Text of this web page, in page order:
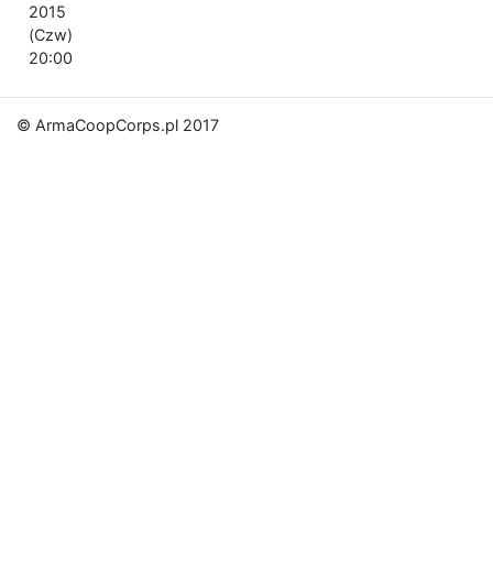
2015
(Czw)
20:00
© ArmaCoopCorps.pl 2017